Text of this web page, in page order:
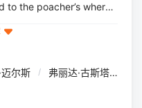
the poacher’s wherea
lake before the ice m
迈尔斯 /
弗丽达·古斯塔夫松